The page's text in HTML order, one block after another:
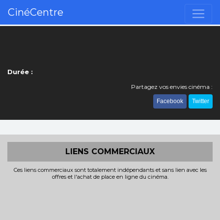
CinéCentre
Durée :
Partagez vos envies cinéma :
Facebook Twitter
LIENS COMMERCIAUX
Ces liens commerciaux sont totalement indépendants et sans lien avec les
offres et l'achat de place en ligne du cinéma.